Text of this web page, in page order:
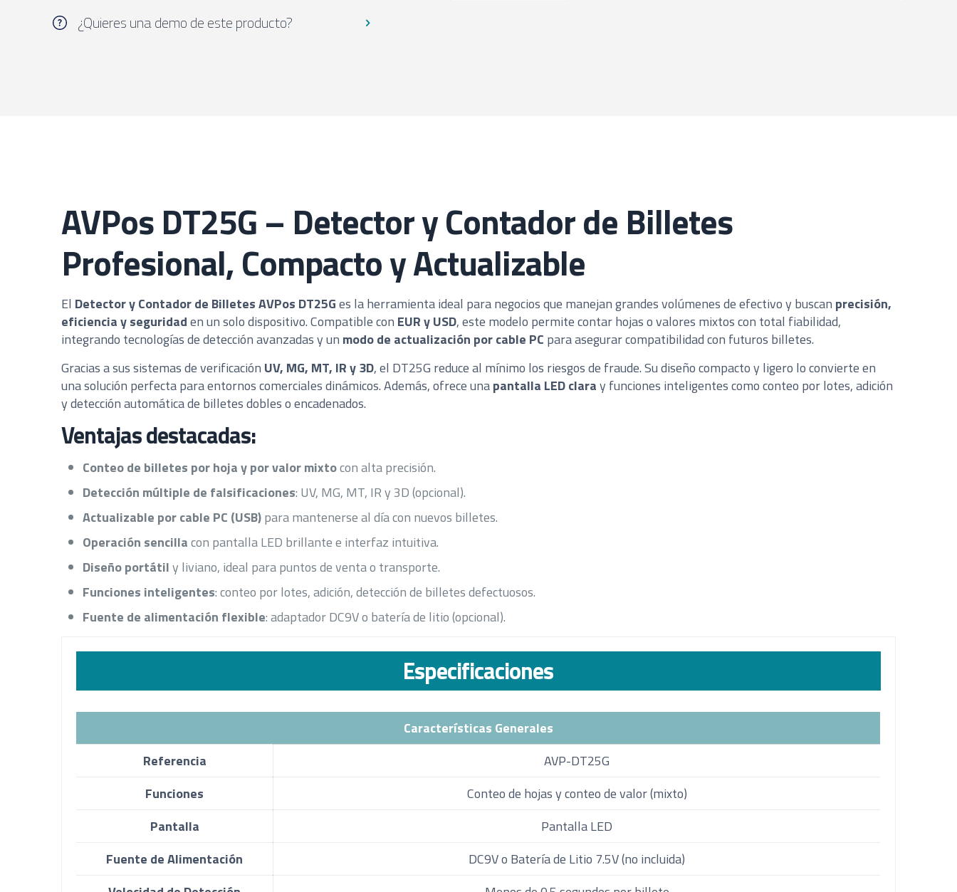
¿Quieres una demo de este producto?
AVPos DT25G – Detector y Contador de Billetes
Profesional, Compacto y Actualizable
El Detector y Contador de Billetes AVPos DT25Ges la herramienta ideal para negocios que manejan grandes volúmenes de efectivo y buscan precisión,
eficiencia y seguridaden un solo dispositivo. Compatible con EUR y USD, este modelo permite contar hojas o valores mixtos con total fiabilidad,
integrando tecnologías de detección avanzadas y un modo de actualización por cable PC para asegurar compatibilidad con futuros billetes.
Gracias a sus sistemas de verificación UV, MG, MT, IR y 3D, el DT25G reduce al mínimo los riesgos de fraude. Su diseño compacto y ligero lo convierte en
una solución perfecta para entornos comerciales dinámicos. Además, ofrece unapantalla LED claray funciones inteligentes como conteo por lotes, adición
y detección automática de billetes dobles o encadenados.
Ventajas destacadas:
Conteo de billetes por hoja y por valor mixtocon alta precisión.
Detección múltiple de falsificaciones: UV, MG, MT, IR y 3D (opcional).
Actualizable por cable PC (USB)para mantenerse al día con nuevos billetes.
Operación sencillacon pantalla LED brillante e interfaz intuitiva.
Diseño portátily liviano, ideal para puntos de venta o transporte.
Funciones inteligentes: conteo por lotes, adición, detección de billetes defectuosos.
Fuente de alimentación flexible: adaptador DC9V o batería de litio (opcional).
Especificaciones
Características Generales
Referencia
AVP-DT25G
Funciones
Conteo de hojas y conteo de valor (mixto)
Pantalla
Pantalla LED
Fuente de Alimentación
DC9V o Batería de Litio 7.5V (no incluida)